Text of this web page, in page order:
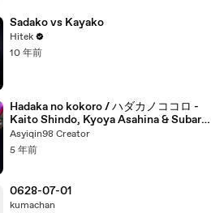
Sadako vs Kayako
Hitek
10 年前
Hadaka no kokoro / ハダカノココロ -
Kaito Shindo, Kyoya Asahina & Subaru
Jougasaki (lyrics)
Asyiqin98 Creator
5 年前
0628-07-01
kumachan